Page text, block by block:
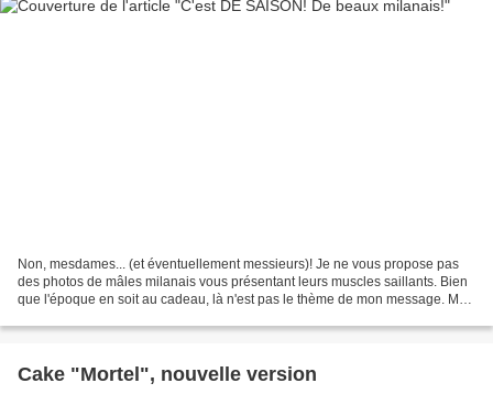
Non, mesdames... (et éventuellement messieurs)! Je ne vous propose pas
des photos de mâles milanais vous présentant leurs muscles saillants. Bien
que l'époque en soit au cadeau, là n'est pas le thème de mon message. Mes
Cake "Mortel", nouvelle version